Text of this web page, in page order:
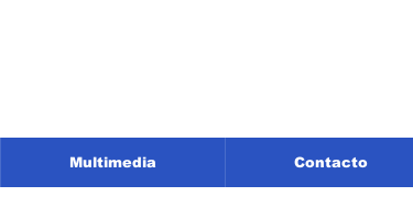
Multimedia Contacto